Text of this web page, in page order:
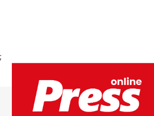
;